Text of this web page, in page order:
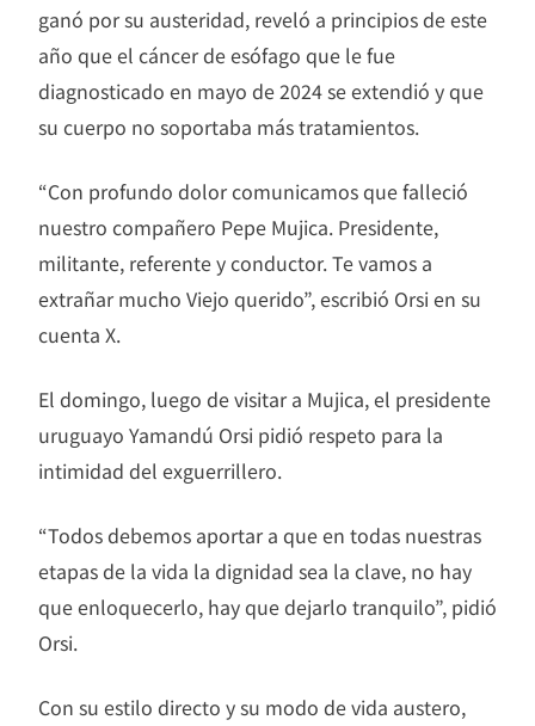
ganó por su austeridad, reveló a principios de este
año que el cáncer de esófago que le fue
diagnosticado en mayo de 2024 se extendió y que
su cuerpo no soportaba más tratamientos.
“Con profundo dolor comunicamos que falleció
nuestro compañero Pepe Mujica. Presidente,
militante, referente y conductor. Te vamos a
extrañar mucho Viejo querido”, escribió Orsi en su
cuenta X.
El domingo, luego de visitar a Mujica, el presidente
uruguayo Yamandú Orsi pidió respeto para la
intimidad del exguerrillero.
“Todos debemos aportar a que en todas nuestras
etapas de la vida la dignidad sea la clave, no hay
que enloquecerlo, hay que dejarlo tranquilo”, pidió
Orsi.
Con su estilo directo y su modo de vida austero,